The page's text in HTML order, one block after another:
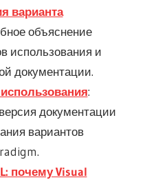
варианта
объяснение
использования и
документации.
:
документации
вариантов
почему Visual